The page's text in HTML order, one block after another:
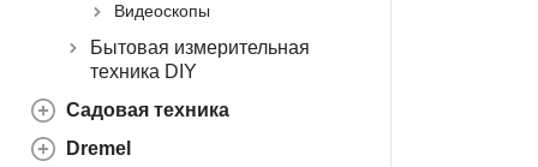
Видеоскопы
Бытовая измерительная
техника DIY
Садовая техника
Dremel